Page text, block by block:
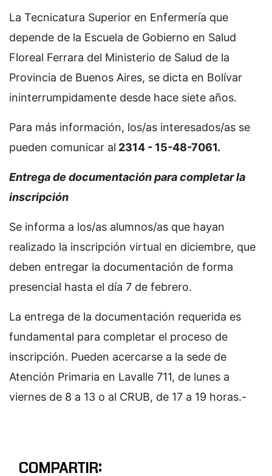
La Tecnicatura Superior en Enfermería que
depende de la Escuela de Gobierno en Salud
Floreal Ferrara del Ministerio de Salud de la
Provincia de Buenos Aires, se dicta en Bolívar
ininterrumpidamente desde hace siete años.
Para más información, los/as interesados/as se
pueden comunicar al 2314 - 15-48-7061.
Entrega de documentación para completar la
inscripción
Se informa a los/as alumnos/as que hayan
realizado la inscripción virtual en diciembre, que
deben entregar la documentación de forma
presencial hasta el día 7 de febrero.
La entrega de la documentación requerida es
fundamental para completar el proceso de
inscripción. Pueden acercarse a la sede de
Atención Primaria en Lavalle 711, de lunes a
viernes de 8 a 13 o al CRUB, de 17 a 19 horas.-
COMPARTIR: